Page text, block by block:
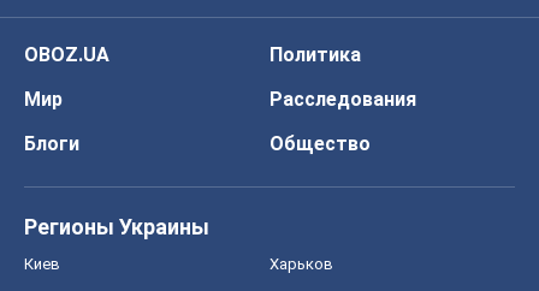
OBOZ.UA
Политика
Мир
Расследования
Блоги
Общество
Регионы Украины
Киев Харьков